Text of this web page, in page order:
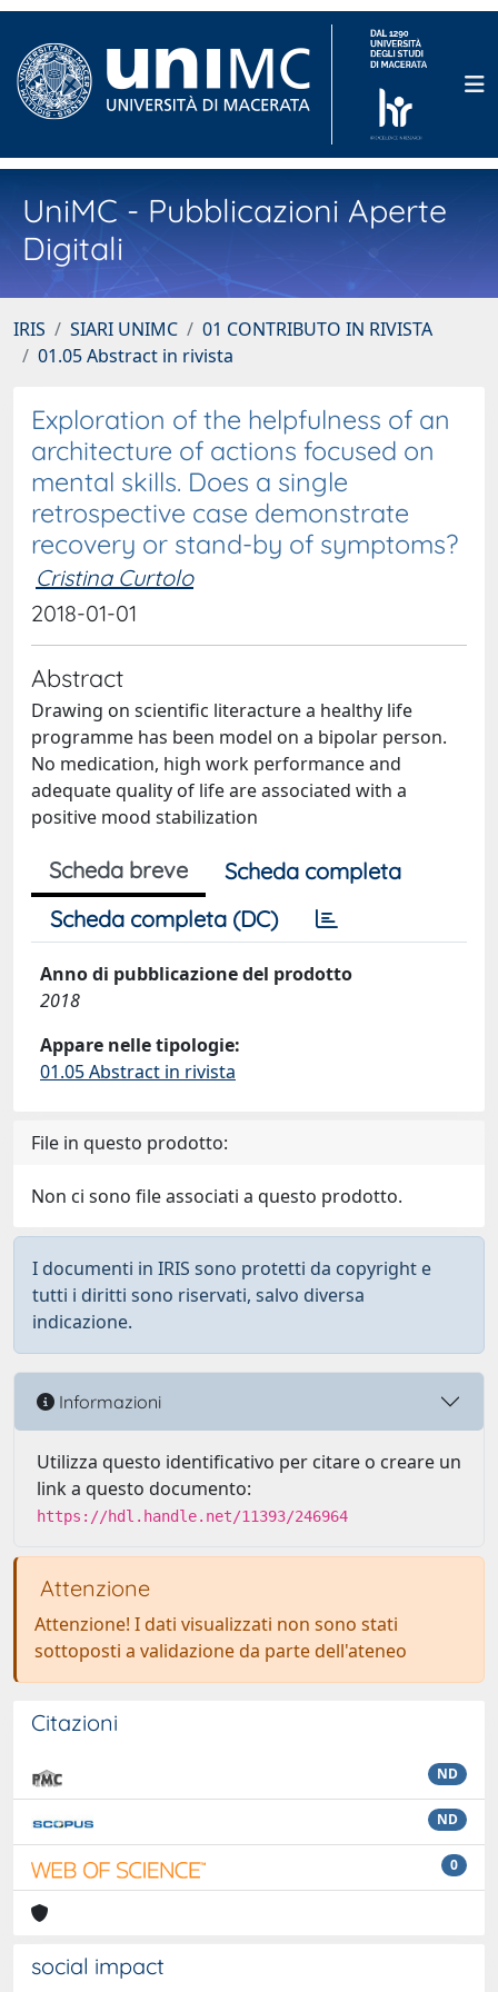
UniMC - Pubblicazioni Aperte
Digitali
IRIS SIARI UNIMC
01 CONTRIBUTO IN RIVISTA
01.05 Abstract in rivista
Exploration of the helpfulness of an
architecture of actions focused on
mental skills. Does a single
retrospective case demonstrate
recovery or stand-by of symptoms?
Cristina Curtolo
2018-01-01
Abstract
Drawing on scientific literacture a healthy life
programme has been model on a bipolar person.
No medication, high work performance and
adequate quality of life are associated with a
positive mood stabilization
Scheda breve
Scheda completa
Scheda completa (DC)
Anno di pubblicazione del prodotto
2018
Appare nelle tipologie:
01.05 Abstract in rivista
File in questo prodotto:
Non ci sono file associati a questo prodotto.
I documenti in IRIS sono protetti da copyright e
tutti i diritti sono riservati, salvo diversa
indicazione.
Informazioni
Utilizza questo identificativo per citare o creare un
link a questo documento:
https://hdl.handle.net/11393/246964
Attenzione
Attenzione! I dati visualizzati non sono stati
sottoposti a validazione da parte dell'ateneo
Citazioni
ND
ND
0
social impact